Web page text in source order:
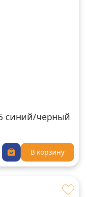
синий/черный
В корзину